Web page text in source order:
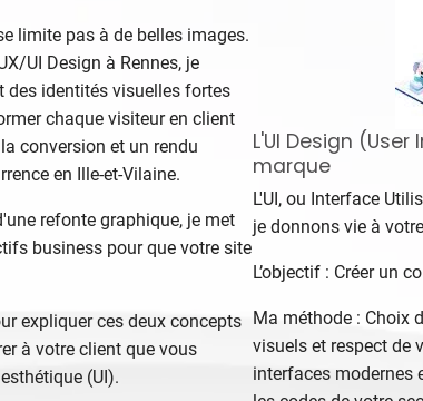
limite pas à de belles images.
UI Design à Rennes, je
identités visuelles fortes
chaque visiteur en client
conversion et un rendu
en Ille-et-Vilaine.
refonte graphique, je met
business pour que votre site
expliquer ces deux concepts
à votre client que vous
(UI).
L'UI Design
marque
L'UI, ou Interface
je donnons vie à
L’objectif : Créer un
Ma méthode : Choix
visuels et respect de
interfaces modernes